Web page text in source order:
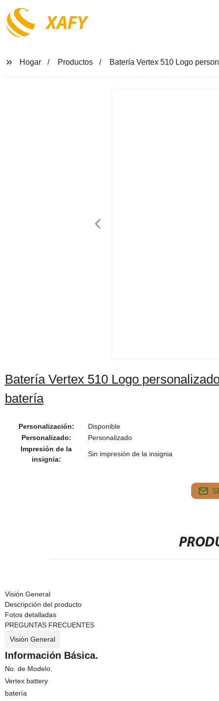
XAFY
Hogar Productos Batería Vertex 510 Logo
Batería Vertex 510 Logo
batería
Personalización:
Disponible
Personalizado:
Personalizado
Impresión de la
insignia:
Sin impresión de la insignia
Visión General
Descripción del producto
Fotos detalladas
PREGUNTAS FRECUENTES
Visión General
Información Básica.
No. de Modelo.
Vertex battery
batería